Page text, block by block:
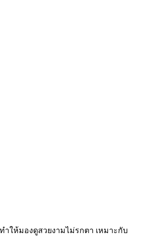
ให้มองดูสวยงามไม่รกตา เหมาะกับ